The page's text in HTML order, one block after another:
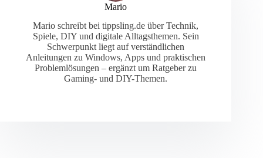
Mario
Mario schreibt bei tippsling.de über Technik,
Spiele, DIY und digitale Alltagsthemen. Sein
Schwerpunkt liegt auf verständlichen
Anleitungen zu Windows, Apps und praktischen
Problemlösungen – ergänzt um Ratgeber zu
Gaming- und DIY-Themen.